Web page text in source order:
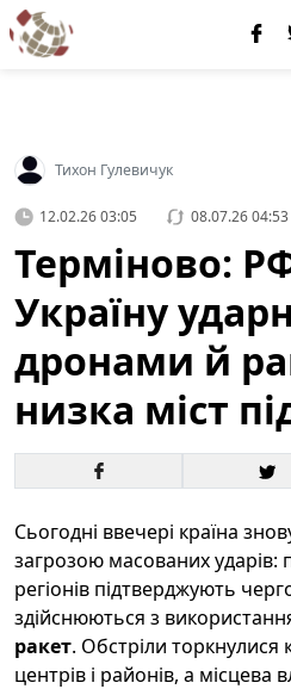
Тихон Гулевичук
12.02.26 03:05 08.07.26 04:53
Терміново:
Україну
дронами й
низка міст
Сьогодні ввечері країна
загрозою масованих ударів:
регіонів підтверджують
здійснюються з
ракет. Обстріли торкнулися
центрів і районів, а місцева